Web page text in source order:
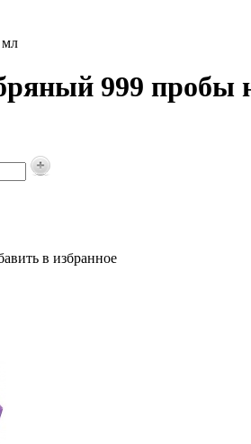
мл
999 пробы
в избранное